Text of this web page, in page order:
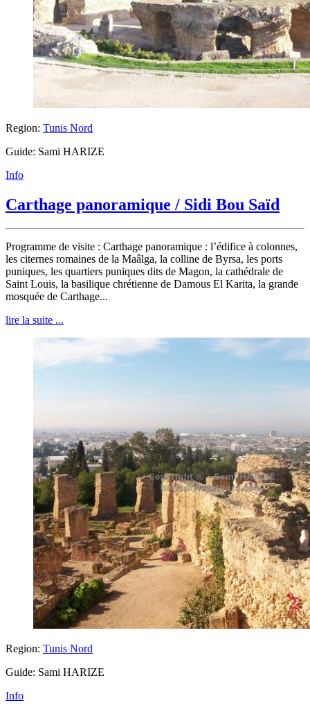
Region: Tunis Nord
Guide: Sami HARIZE
Info
Carthage panoramique / Sidi Bou Saïd
Programme de visite : Carthage panoramique : l’édifice à colonnes,
les citernes romaines de la Maâlga, la colline de Byrsa, les ports
puniques, les quartiers puniques dits de Magon, la cathédrale de
Saint Louis, la basilique chrétienne de Damous El Karita, la grande
mosquée de Carthage...
lire la suite ...
Region: Tunis Nord
Guide: Sami HARIZE
Info